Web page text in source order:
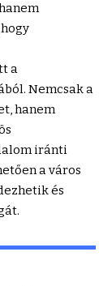
a
Nemcsak a
hanem
iránti
a város
és